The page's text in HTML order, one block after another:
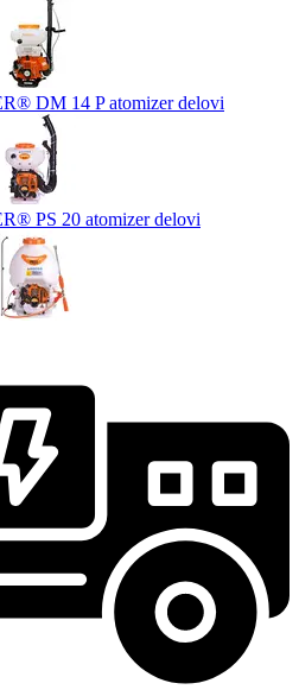
DM 14 P atomizer delovi
PS 20 atomizer delovi